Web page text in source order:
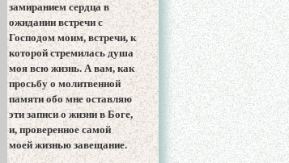
замиранием сердца в
ожидании встречи с
Господом моим, встречи, к
которой стремилась душа
моя всю жизнь. А вам, как
просьбу о молитвенной
памяти обо мне оставляю
эти записи о жизни в Боге,
и, проверенное самой
моей жизнью завещание.